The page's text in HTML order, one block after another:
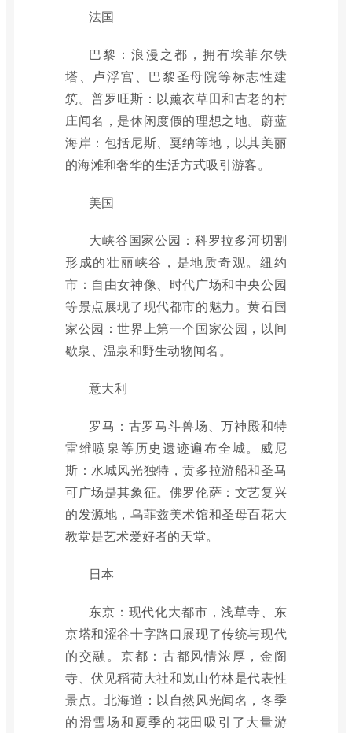
法国
巴黎：浪漫之都，拥有埃菲尔铁
塔、卢浮宫、巴黎圣母院等标志性建
筑。普罗旺斯：以薰衣草田和古老的村
庄闻名，是休闲度假的理想之地。蔚蓝
海岸：包括尼斯、戛纳等地，以其美丽
的海滩和奢华的生活方式吸引游客。
美国
大峡谷国家公园：科罗拉多河切割
形成的壮丽峡谷，是地质奇观。纽约
市：自由女神像、时代广场和中央公园
等景点展现了现代都市的魅力。黄石国
家公园：世界上第一个国家公园，以间
歇泉、温泉和野生动物闻名。
意大利
罗马：古罗马斗兽场、万神殿和特
雷维喷泉等历史遗迹遍布全城。威尼
斯：水城风光独特，贡多拉游船和圣马
可广场是其象征。佛罗伦萨：文艺复兴
的发源地，乌菲兹美术馆和圣母百花大
教堂是艺术爱好者的天堂。
日本
东京：现代化大都市，浅草寺、东
京塔和涩谷十字路口展现了传统与现代
的交融。京都：古都风情浓厚，金阁
寺、伏见稻荷大社和岚山竹林是代表性
景点。北海道：以自然风光闻名，冬季
的滑雪场和夏季的花田吸引了大量游